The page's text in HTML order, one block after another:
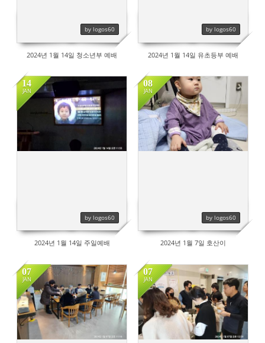
by logos60
2024년 1월 14일 청소년부 예배
by logos60
2024년 1월 14일 유초등부 예배
14
JAN
by logos60
2024년 1월 14일 주일예배
08
JAN
by logos60
343
2024년 1월 7일 호산이
07
JAN
385
07
JAN
423